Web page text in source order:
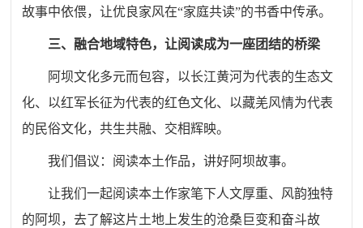
故事中依偎，让优良家风在“家庭共读”的书香中传承。
三、融合地域特色，让阅读成为一座团结的桥梁
阿坝文化多元而包容，以长江黄河为代表的生态文
化、以红军长征为代表的红色文化、以藏羌风情为代表
的民俗文化，共生共融、交相辉映。
我们倡议：阅读本土作品，讲好阿坝故事。
让我们一起阅读本土作家笔下人文厚重、风韵独特
的阿坝，去了解这片土地上发生的沧桑巨变和奋斗故